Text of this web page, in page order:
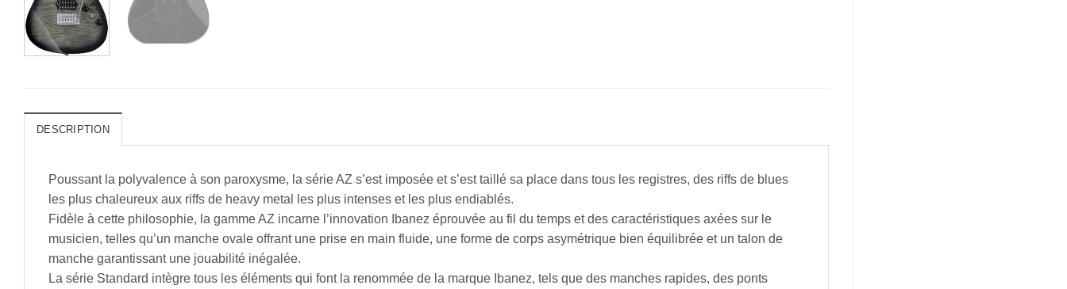
DESCRIPTION
Poussant la polyvalence à son paroxysme, la série AZ s’est imposée et s’est taillé sa place dans tous les registres, des riffs de blues
les plus chaleureux aux riffs de heavy metal les plus intenses et les plus endiablés.
Fidèle à cette philosophie, la gamme AZ incarne l’innovation Ibanez éprouvée au fil du temps et des caractéristiques axées sur le
musicien, telles qu’un manche ovale offrant une prise en main fluide, une forme de corps asymétrique bien équilibrée et un talon de
manche garantissant une jouabilité inégalée.
La série Standard intègre tous les éléments qui font la renommée de la marque Ibanez, tels que des manches rapides, des ponts